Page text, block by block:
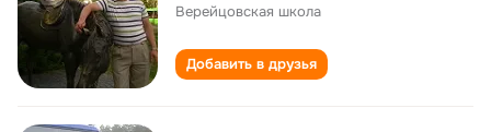
Верейцовская школа
Добавить в друзья